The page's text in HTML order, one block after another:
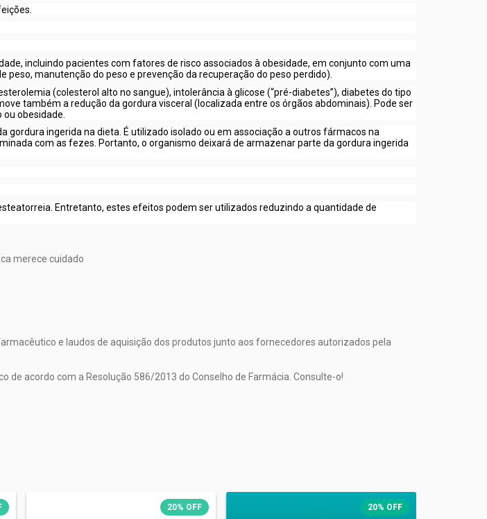
incluindo pacientes com fatores de risco associados à obesidade, em conjunto com uma
manutenção do peso e prevenção da recuperação do peso perdido).
(colesterol alto no sangue), intolerância à glicose (“pré-diabetes”), diabetes do tipo
também a redução da gordura visceral (localizada entre os órgãos abdominais). Pode ser
obesidade.
ingerida na dieta. É utilizado isolado ou em associação a outros fármacos na
com as fezes. Portanto, o organismo deixará de armazenar parte da gordura ingerida
Entretanto, estes efeitos podem ser utilizados reduzindo a quantidade de
merece cuidado
e laudos de aquisição dos produtos junto aos fornecedores autorizados pela
acordo com a Resolução 586/2013 do Conselho de Farmácia. Consulte-o!
20% OFF 20% OFF